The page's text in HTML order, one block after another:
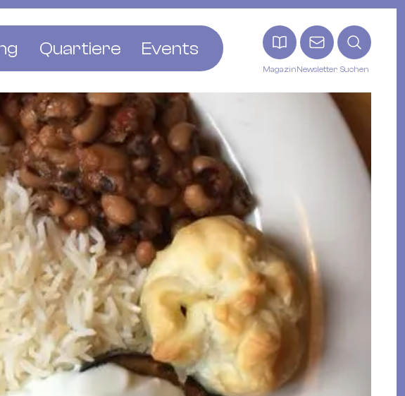
MagazinNewsletter Suchen
Kleider
Stores
& Leben
& Uhren
& Pflanzen
Quartiere
Altstadt
Bachletten
Gundeldingen
Kleinbasel
Klybeck
St. Johann
Wettstein
Events